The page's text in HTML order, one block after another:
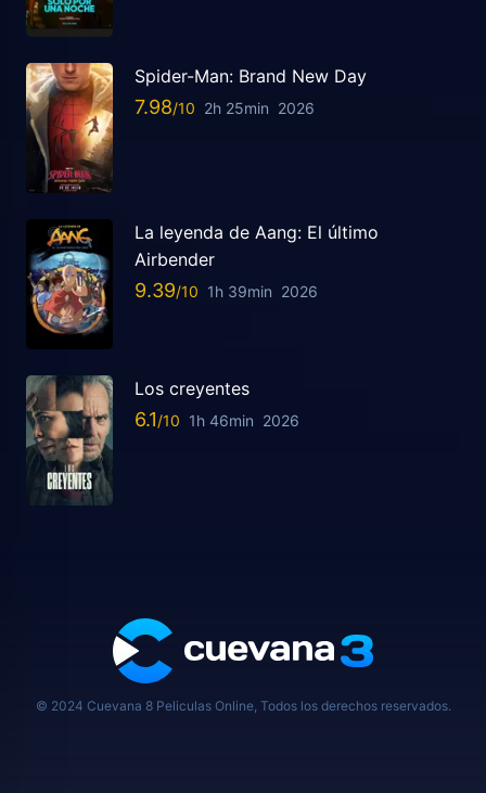
Spider-Man: Brand New Day
7.98 2h 25min 2026
La leyenda de Aang: El último
Airbender
9.39 1h 39min 2026
Los creyentes
6.1 1h 46min 2026
© 2024 Cuevana 8 Peliculas Online, Todos los derechos reservados.